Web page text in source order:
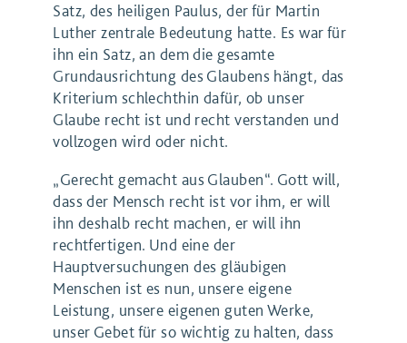
Satz, des heiligen Paulus, der für Martin
Luther zentrale Bedeutung hatte. Es war für
ihn ein Satz, an dem die gesamte
Grundausrichtung des Glaubens hängt, das
Kriterium schlechthin dafür, ob unser
Glaube recht ist und recht verstanden und
vollzogen wird oder nicht.
„Gerecht gemacht aus Glauben“. Gott will,
dass der Mensch recht ist vor ihm, er will
ihn deshalb recht machen, er will ihn
rechtfertigen. Und eine der
Hauptversuchungen des gläubigen
Menschen ist es nun, unsere eigene
Leistung, unsere eigenen guten Werke,
unser Gebet für so wichtig zu halten, dass